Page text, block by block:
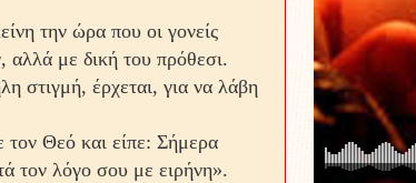
την ώρα που οι γονείς
αλλά με δική του πρόθεσι.
στιγμή, έρχεται, για να λάβη
τον Θεό και είπε: Σήμερα
τον λόγο σου με ειρήνη».